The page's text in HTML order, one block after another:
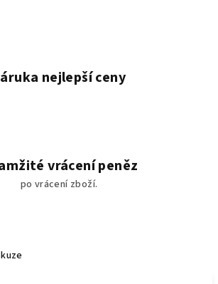
nejlepší ceny
vrácení peněz
po vrácení zboží.